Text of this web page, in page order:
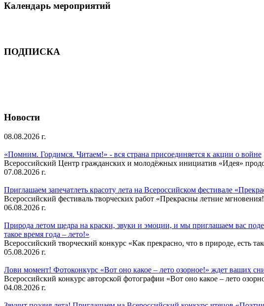
Календарь мероприятий
ПОДПИСКА
Новости
08.08.2026 г.
«Помним. Гордимся. Читаем!» - вся страна присоединяется к акции о войне
Всероссийский Центр гражданских и молодёжных инициатив «Идея»
07.08.2026 г.
Приглашаем запечатлеть красоту лета на Всероссийском фестивале
Всероссийский фестиваль творческих работ «Прекрасны летние
06.08.2026 г.
Природа летом щедра на краски, звуки и эмоции, и мы приглашаем вас
такое время года – лето!»
Всероссийский творческий конкурс «Как прекрасно, что в природе, есть
05.08.2026 г.
Лови момент! Фотоконкурс «Вот оно какое – лето озорное!» ждет ваших
Всероссийский конкурс авторской фотографии «Вот оно какое – лето
04.08.2026 г.